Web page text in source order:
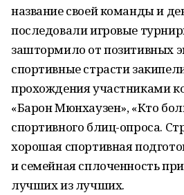
название своей команды и
последовали игровые
заштормило от позитивных
спортивные страсти
прохождения участниками
«Барон Мюнхаузен», «Кто
спортивного блиц-опроса.
хорошая спортивная
и семейная сплоченность
лучших из лучших.